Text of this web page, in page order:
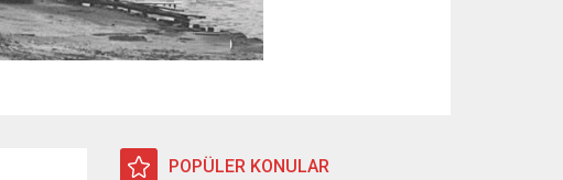
POPÜLER KONULAR